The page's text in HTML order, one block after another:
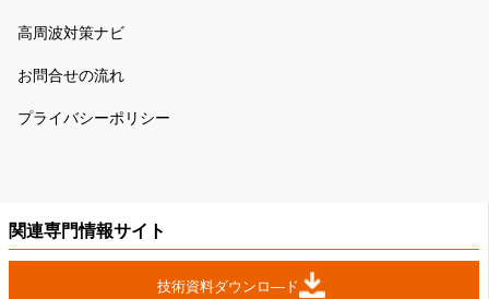
高周波対策ナビ
お問合せの流れ
プライバシーポリシー
関連専門情報サイト
技術資料ダウンロ―ド